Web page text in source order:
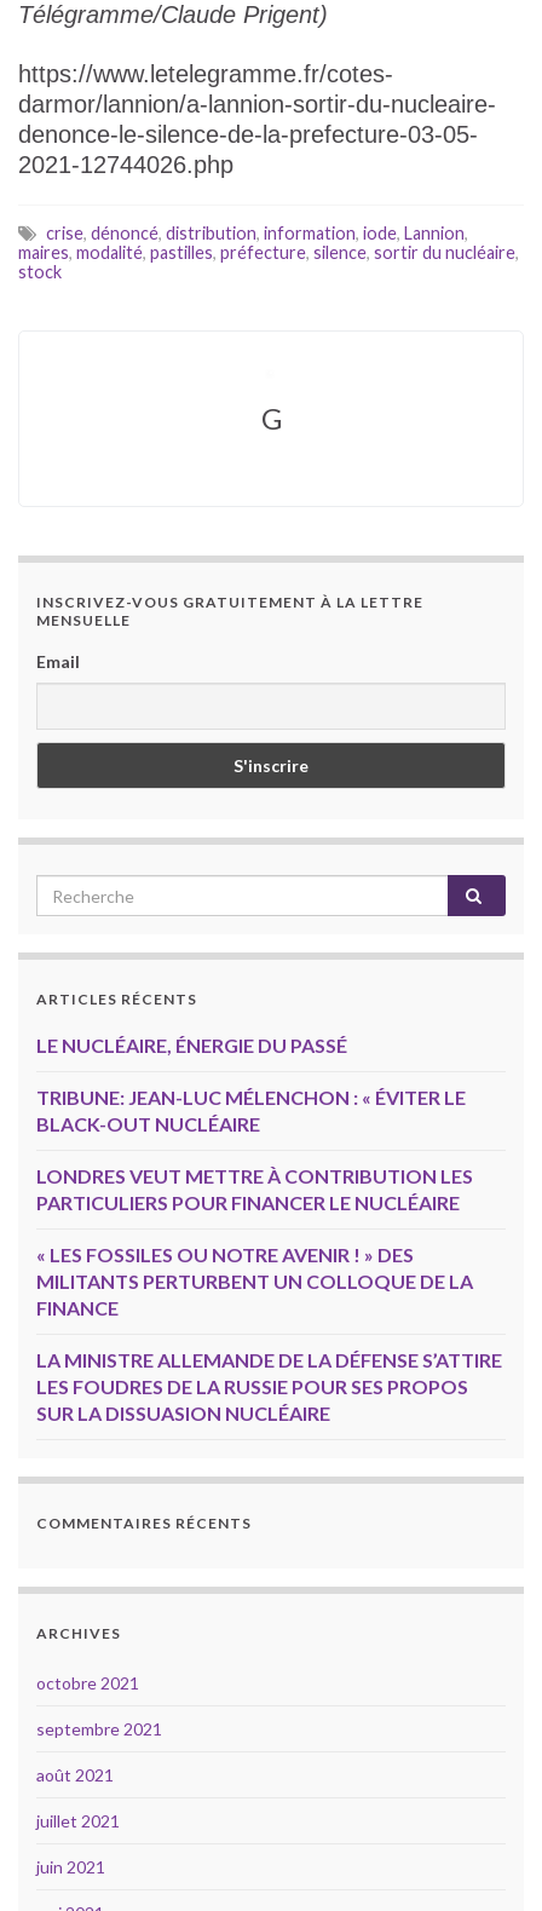
Télégramme/Claude Prigent)
https://www.letelegramme.fr/cotes-
darmor/lannion/a-lannion-sortir-du-nucleaire-
denonce-le-silence-de-la-prefecture-03-05-
2021-12744026.php
crise, dénoncé, distribution, information, iode, Lannion,
maires, modalité, pastilles, préfecture, silence, sortir du nucléaire,
stock
G
INSCRIVEZ-VOUS GRATUITEMENT À LA LETTRE
MENSUELLE
Email
ARTICLES RÉCENTS
LE NUCLÉAIRE, ÉNERGIE DU PASSÉ
TRIBUNE: JEAN-LUC MÉLENCHON : « ÉVITER LE
BLACK-OUT NUCLÉAIRE
LONDRES VEUT METTRE À CONTRIBUTION LES
PARTICULIERS POUR FINANCER LE NUCLÉAIRE
« LES FOSSILES OU NOTRE AVENIR ! » DES
MILITANTS PERTURBENT UN COLLOQUE DE LA
FINANCE
LA MINISTRE ALLEMANDE DE LA DÉFENSE S’ATTIRE
LES FOUDRES DE LA RUSSIE POUR SES PROPOS
SUR LA DISSUASION NUCLÉAIRE
COMMENTAIRES RÉCENTS
ARCHIVES
octobre 2021
septembre 2021
août 2021
juillet 2021
juin 2021